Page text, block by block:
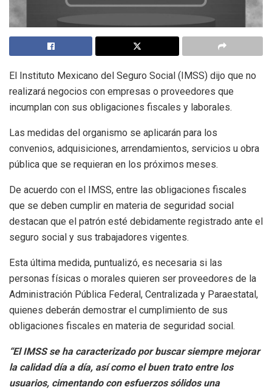
El Instituto Mexicano del Seguro Social (IMSS) dijo que no
realizará negocios con empresas o proveedores que
incumplan con sus obligaciones fiscales y laborales.
Las medidas del organismo se aplicarán para los
convenios, adquisiciones, arrendamientos, servicios u obra
pública que se requieran en los próximos meses.
De acuerdo con el IMSS, entre las obligaciones fiscales
que se deben cumplir en materia de seguridad social
destacan que el patrón esté debidamente registrado ante el
seguro social y sus trabajadores vigentes.
Esta última medida, puntualizó, es necesaria si las
personas físicas o morales quieren ser proveedores de la
Administración Pública Federal, Centralizada y Paraestatal,
quienes deberán demostrar el cumplimiento de sus
obligaciones fiscales en materia de seguridad social.
“El IMSS se ha caracterizado por buscar siempre mejorar
la calidad día a día, así como el buen trato entre los
usuarios, cimentando con esfuerzos sólidos una